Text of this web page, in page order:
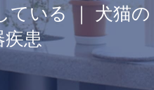
ている ｜ 犬猫の
疾患